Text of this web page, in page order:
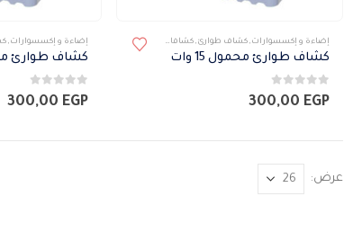
إضاءة و إكسسوارات , كشاف طوارئ , كشافات كشافات محموله
كشاف طوارئ محمول 15 وات
0من 5 300,00 EGP
إضاءة و إكسسوارات ,
كشاف طوارئ
0من 5 300,00 EGP
عرض: